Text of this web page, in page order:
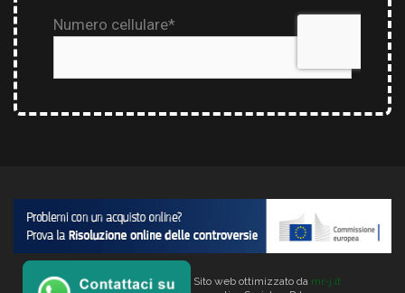
Copyright © 2026 Verlata. Sito web ottimizzato da mr-j.it